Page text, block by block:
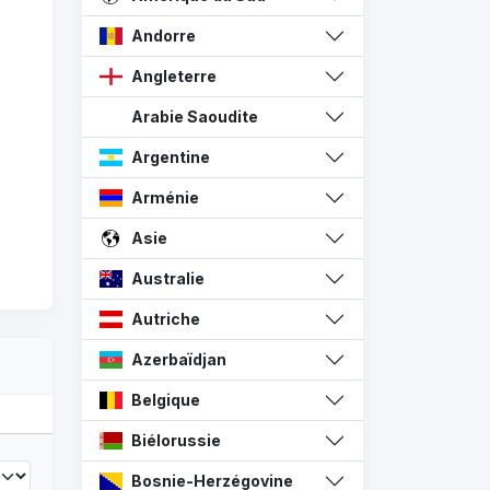
Andorre
Angleterre
Arabie Saoudite
Argentine
Arménie
Asie
Australie
Autriche
Azerbaïdjan
Belgique
Biélorussie
Bosnie-Herzégovine